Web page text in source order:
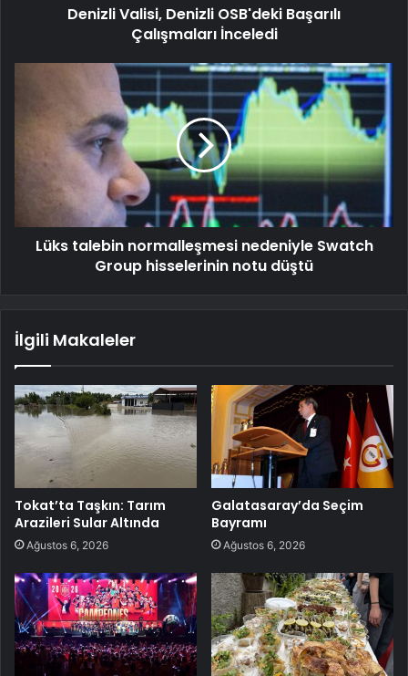
Denizli Valisi, Denizli OSB'deki Başarılı
Çalışmaları İnceledi
Lüks talebin normalleşmesi nedeniyle Swatch
Group hisselerinin notu düştü
İlgili Makaleler
Tokat’ta Taşkın: Tarım
Arazileri Sular Altında
Ağustos 6, 2026
Galatasaray’da Seçim
Bayramı
Ağustos 6, 2026